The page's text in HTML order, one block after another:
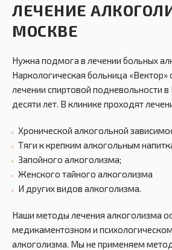
ЛЕЧЕНИЕ
МОСКВЕ
Нужна подмога в лечении больных
Наркологическая больница «Вектор»
лечении спиртовой подневольности
десяти лет. В клинике проходят
Хронической алкогольной
Тяги к крепким алкогольным
Запойного алкоголизма;
Женского тайного алкоголизма
И других видов алкоголизма.
Наши методы лечения алкоголизма
медикаментозном и
алкоголизма. Мы не применяем